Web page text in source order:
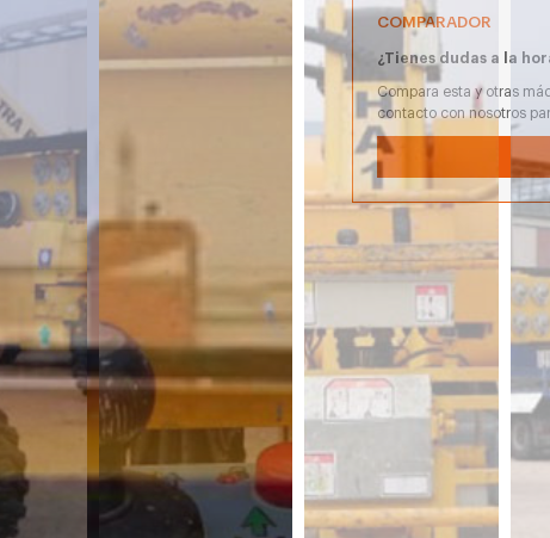
COMPARADOR
¿Tienes dudas a la
Compara esta y otras
contacto con nosotros